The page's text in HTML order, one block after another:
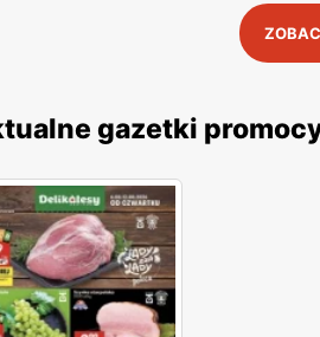
gazetki